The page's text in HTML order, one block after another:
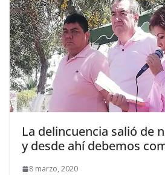
La delincuencia salió de
y desde ahí debemos
8 marzo, 2020